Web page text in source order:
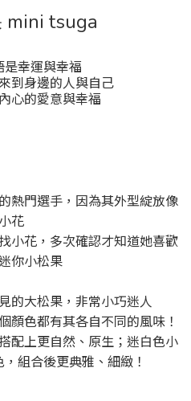
mini tsuga
幸運與幸福
到身邊的人與自己
心的愛意與幸福
熱門選手，因為其外型綻放像
小花
小花，多次確認才知道她喜歡
你小松果
的大松果，非常小巧迷人
顏色都有其各自不同的風味！
配上更自然、原生；迷白色小
組合後更典雅、細緻！